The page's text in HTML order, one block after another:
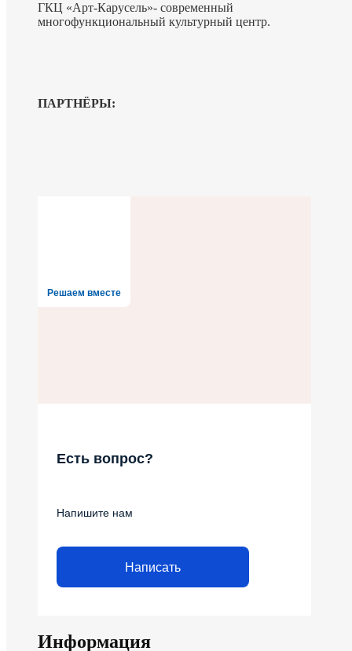
ГКЦ «Арт-Карусель»- современный
многофункциональный культурный центр.
ПАРТНЁРЫ:
Решаем вместе
Есть вопрос?
Напишите нам
Написать
Информация